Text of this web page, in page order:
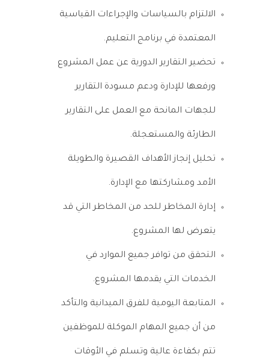
الالتزام بالسياسات والإجراءات القياسية
المعتمدة في برنامج التعليم.
تحضير التقارير الدورية عن عمل المشروع
ورفعها للإدارة ودعم مسودة التقارير
للجهات المانحة مع العمل على التقارير
الطارئة والمستعجلة.
تحليل إنجاز الأهداف القصيرة والطويلة
الأمد ومشاركتها مع الإدارة.
إدارة المخاطر للحد من المخاطر التي قد
يتعرض لها المشروع.
التحقق من توافر جميع الموارد في
الخدمات التي يقدمها المشروع.
المتابعة اليومية للفرق الميدانية والتأكد
من أن جميع المهام الموكلة للموظفين
تتم بكفاءة عالية وتسلم في الأوقات